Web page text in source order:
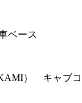
ベース
） キャブ